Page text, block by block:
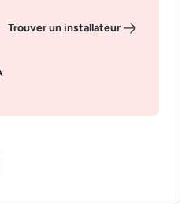
Trouver un installateur